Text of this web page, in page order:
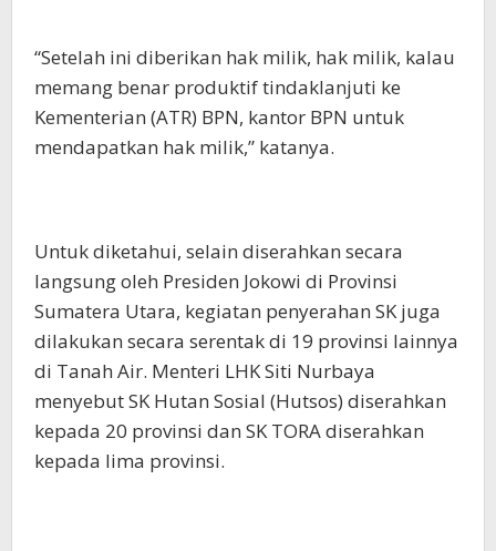
“Setelah ini diberikan hak milik, hak milik, kalau
memang benar produktif tindaklanjuti ke
Kementerian (ATR) BPN, kantor BPN untuk
mendapatkan hak milik,” katanya.
Untuk diketahui, selain diserahkan secara
langsung oleh Presiden Jokowi di Provinsi
Sumatera Utara, kegiatan penyerahan SK juga
dilakukan secara serentak di 19 provinsi lainnya
di Tanah Air. Menteri LHK Siti Nurbaya
menyebut SK Hutan Sosial (Hutsos) diserahkan
kepada 20 provinsi dan SK TORA diserahkan
kepada lima provinsi.